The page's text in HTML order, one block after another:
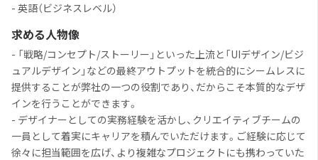
- 英語（ビジネスレベル）
求める人物像
- 「戦略/コンセプト/ストーリー」といった上流と「UIデザイン/ビジ
ュアルデザイン」などの最終アウトプットを統合的にシームレスに
提供することが弊社の一つの役割であり、だからこそ本質的なデザ
インを行うことができます。
- デザイナーとしての実務経験を活かし、クリエイティブチームの
一員として着実にキャリアを積んでいただけます。ご経験に応じて
徐々に担当範囲を広げ、より複雑なプロジェクトにも携わっていた